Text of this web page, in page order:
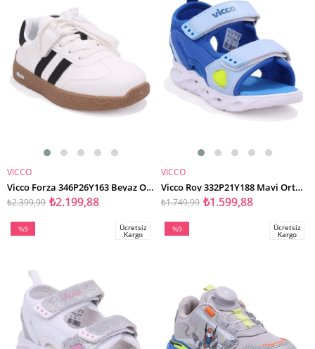
SEPETE EKLE
VİCCO
Vicco Forza 346P26Y163 Beyaz Ortopedik Günlük Erkek Çocuk Spor Ayakkabı
₺2.199,88
₺2.399,99
SEPETE EKLE
VİCCO
Vicco Roy 332P21Y188 Mavi Ortopedik Günlük Erkek Çocuk Spor Sandalet
₺1.599,88
₺1.749,99
%9
Ücretsiz
Kargo
%9
Ücretsiz
Kargo